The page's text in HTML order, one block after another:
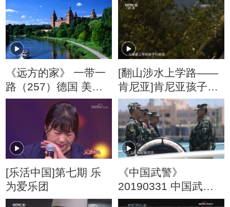
《远方的家》 一带一
路（257）德国 美茵
河畔的古老城市
20171123
[翻山涉水上学路——
肯尼亚]肯尼亚孩子们
的艰辛上学路
[乐活中国]第七期 乐
为爱乐团
《中国武警》
20190331 中国武警
基层纪事 天涯那抹国